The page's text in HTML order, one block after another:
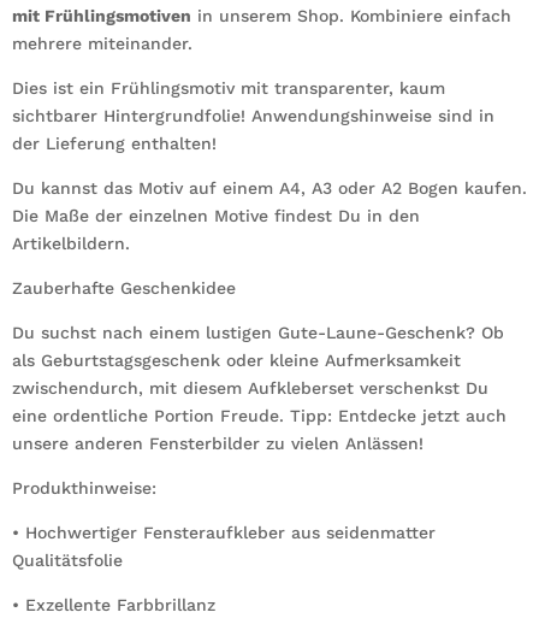
mit Frühlingsmotiven in unserem Shop. Kombiniere einfach
mehrere miteinander.
Dies ist ein Frühlingsmotiv mit transparenter, kaum
sichtbarer Hintergrundfolie! Anwendungshinweise sind in
der Lieferung enthalten!
Du kannst das Motiv auf einem A4, A3 oder A2 Bogen kaufen.
Die Maße der einzelnen Motive findest Du in den
Artikelbildern.
Zauberhafte Geschenkidee
Du suchst nach einem lustigen Gute-Laune-Geschenk? Ob
als Geburtstagsgeschenk oder kleine Aufmerksamkeit
zwischendurch, mit diesem Aufkleberset verschenkst Du
eine ordentliche Portion Freude. Tipp: Entdecke jetzt auch
unsere anderen Fensterbilder zu vielen Anlässen!
Produkthinweise:
• Hochwertiger Fensteraufkleber aus seidenmatter
Qualitätsfolie
• Exzellente Farbbrillanz